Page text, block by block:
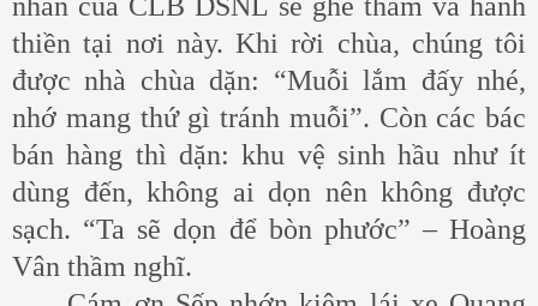
thiền tại nơi này. Khi rời chùa, chúng tôi
được nhà chùa dặn: “Muỗi lắm đấy nhé,
nhớ mang thứ gì tránh muỗi”. Còn các bác
bán hàng thì dặn: khu vệ sinh hầu như ít
dùng đến, không ai dọn nên không được
sạch. “Ta sẽ dọn để bòn phước” – Hoàng
Vân thầm nghĩ.